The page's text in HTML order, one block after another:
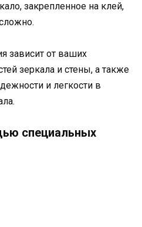
закрепленное на клей,
зависит от ваших
зеркала и стены, а также
и легкости в
специальных